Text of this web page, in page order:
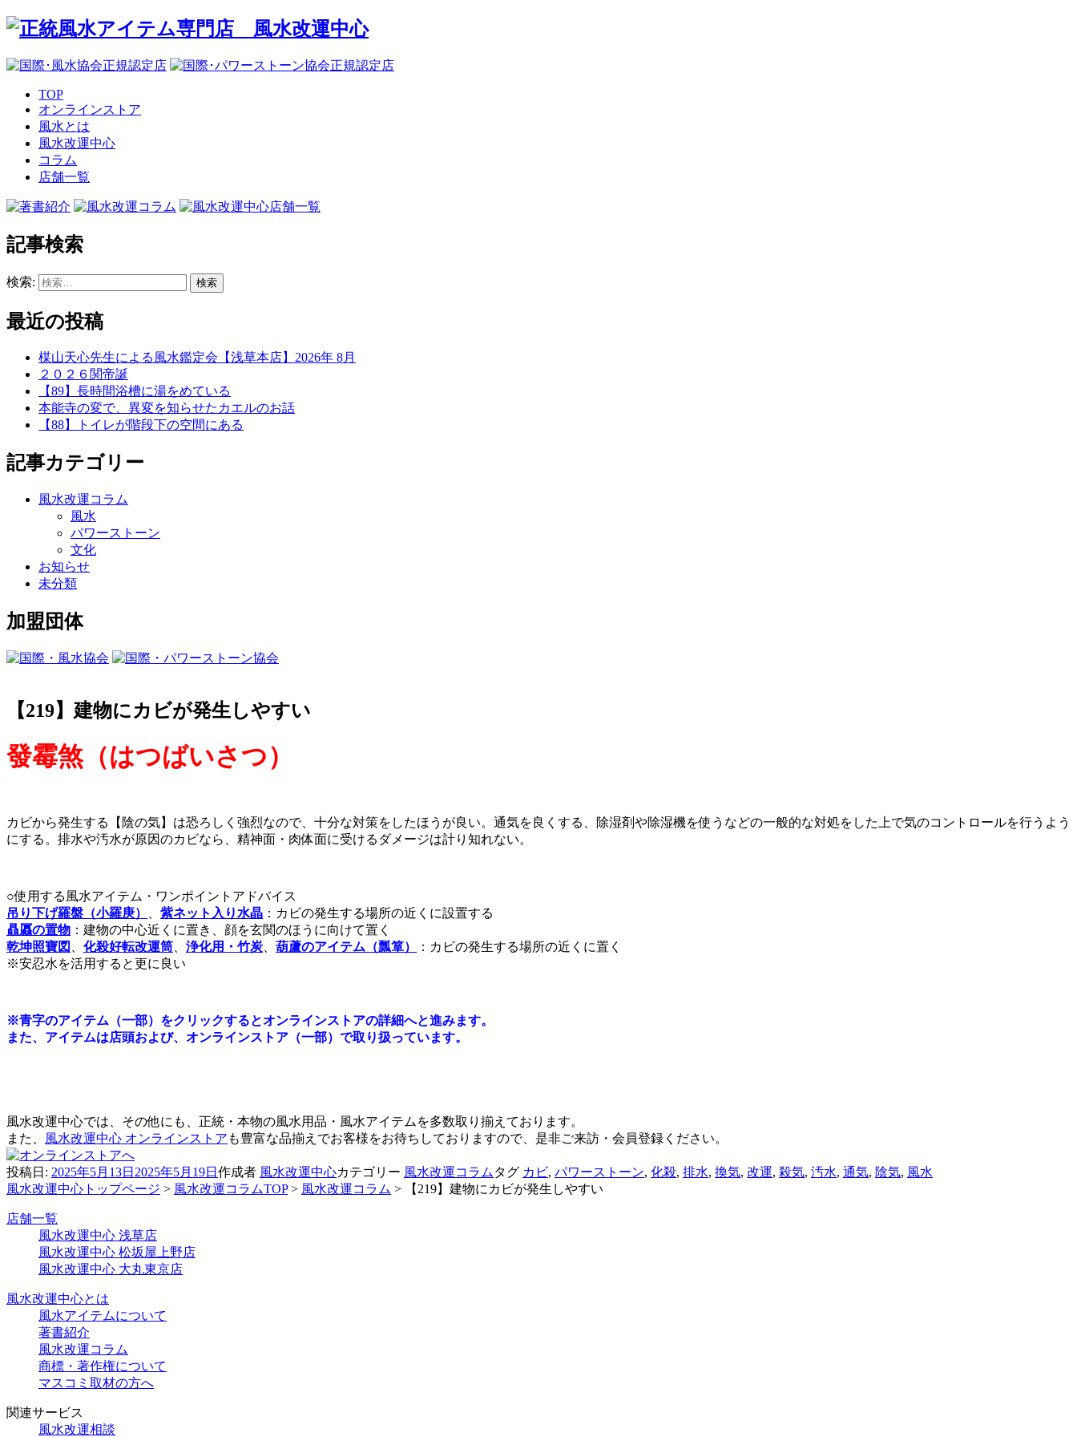
TOP
オンラインストア
風水とは
風水改運中心
コラム
店舗一覧
記事検索
検索:
最近の投稿
楳山天心先生による風水鑑定会【浅草本店】2026年 8月
２０２６関帝誕
【89】長時間浴槽に湯をめている
本能寺の変で、異変を知らせたカエルのお話
【88】トイレが階段下の空間にある
記事カテゴリー
風水改運コラム
風水
パワーストーン
文化
お知らせ
未分類
加盟団体
【219】建物にカビが発生しやすい
發霉煞（はつばいさつ）
カビから発生する【陰の気】は恐ろしく強烈なので、十分な対策をしたほうが良い。通気を良くする、除湿剤や除湿機を使うなどの一般的な対処をした上で気のコントロールを行うよう
にする。排水や汚水が原因のカビなら、精神面・肉体面に受けるダメージは計り知れない。
○使用する風水アイテム・ワンポイントアドバイス
吊り下げ羅盤（小羅庚）
紫ネット入り水晶 ：カビの発生する場所の近くに設置する
贔屭の置物 ：建物の中心近くに置き、顔を玄関のほうに向けて置く
乾坤照寶図
化殺好転改運筒 浄化用・竹炭 葫蘆のアイテム（瓢箪）
：カビの発生する場所の近くに置く
※安忍水を活用すると更に良い
※青字のアイテム（一部）をクリックするとオンラインストアの詳細へと進みます。
また、アイテムは店頭および、オンラインストア（一部）で取り扱っています。
風水改運中心では、その他にも、正統・本物の風水用品・風水アイテムを多数取り揃えております。
また、
風水改運中心 オンラインストア も豊富な品揃えでお客様をお待ちしておりますので、是非ご来訪・会員登録ください。
投稿日: 2025年5月13日 2025年5月19日 作成者 風水改運中心カテゴリー 風水改運コラム タグ カビ, パワーストーン, 化殺, 排水, 換気, 改運, 殺気, 汚水, 通気, 陰気, 風水
風水改運中心トップページ > 風水改運コラムTOP> 風水改運コラム > 【219】建物にカビが発生しやすい
店舗一覧
風水改運中心 浅草店
風水改運中心 松坂屋上野店
風水改運中心 大丸東京店
風水改運中心とは
風水アイテムについて
著書紹介
風水改運コラム
商標・著作権について
マスコミ取材の方へ
関連サービス
風水改運相談